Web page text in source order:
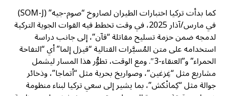
كما بدأت تركيا اختبارات الطيران لصاروخ “صوم-جيه” (SOM-J)
في مارس/آذار 2025، في وقت تخطط فيه القوات الجوية التركية
لدمجه ضمن حزمة تسليح مقاتلة “قآن”، إلى جانب دراسة
استخدامه على متن المُسيَّرات القتالية “قيزل إلما” أي “التفاحة
الحمراء” و”العنقاء-3″. ومع الوقت، تطوُّر هذا المسار ليشمل
مشاريع مثل “غِزغين”، وصواريخ بحرية مثل “أتماجا”، وذخائر
جوالة مثل “كِمانْكش”، بما يشير إلى سعي تركيا لبناء منظومة